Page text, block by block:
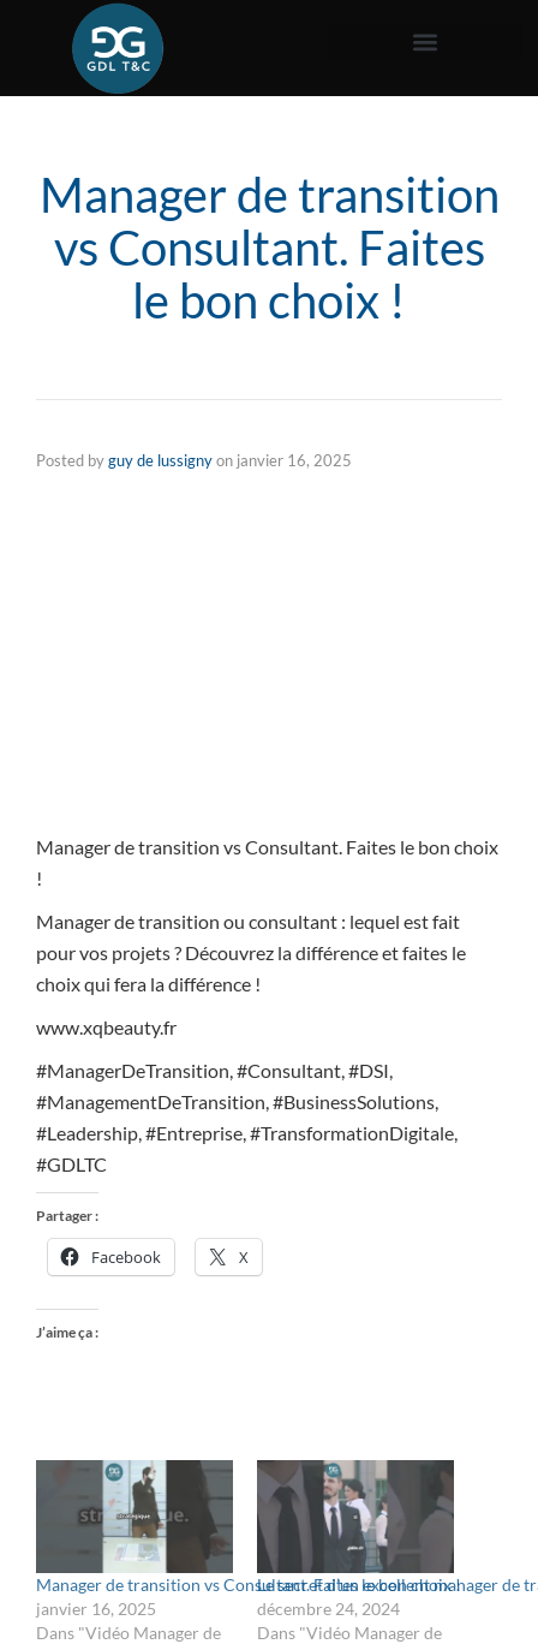
Manager de transition
vs Consultant. Faites
le bon choix !
Posted byguy de lussignyon janvier 16, 2025
Manager de transition vs Consultant. Faites le bon choix
!
Manager de transition ou consultant : lequel est fait
pour vos projets ? Découvrez la différence et faites le
choix qui fera la différence !
www.xqbeauty.fr
#ManagerDeTransition, #Consultant, #DSI,
#ManagementDeTransition, #BusinessSolutions,
#Leadership, #Entreprise, #TransformationDigitale,
#GDLTC
Partager :
Facebook X
J’aime ça :
Manager de transition vs Consultant. Faites le bon choix !
janvier 16, 2025
Dans "Vidéo Manager de
Le secret d’un excellent manager de
décembre 24, 2024
Dans "Vidéo Manager de